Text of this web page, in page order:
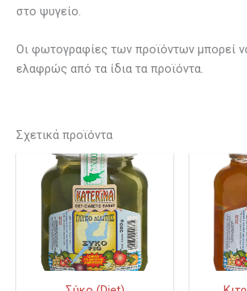
στο ψυγείο.
Οι φωτογραφίες των προϊόντων μπορεί
ελαφρώς από τα ίδια τα προϊόντα.
Σχετικά προϊόντα